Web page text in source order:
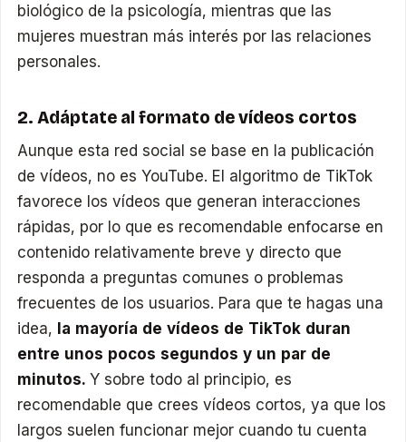
biológico de la psicología, mientras que las
mujeres muestran más interés por las relaciones
personales.
2. Adáptate al formato de vídeos cortos
Aunque esta red social se base en la publicación
de vídeos, no es YouTube. El algoritmo de TikTok
favorece los vídeos que generan interacciones
rápidas, por lo que es recomendable enfocarse en
contenido relativamente breve y directo que
responda a preguntas comunes o problemas
frecuentes de los usuarios. Para que te hagas una
idea, la mayoría de vídeos de TikTok duran
entre unos pocos segundos y un par de
minutos. Y sobre todo al principio, es
recomendable que crees vídeos cortos, ya que los
largos suelen funcionar mejor cuando tu cuenta